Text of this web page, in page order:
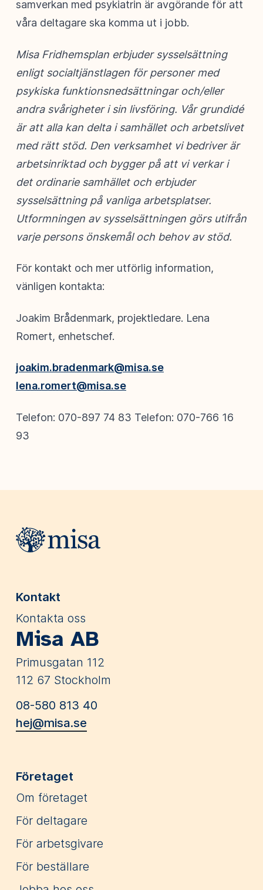
samverkan med psykiatrin är avgörande för att
våra deltagare ska komma ut i jobb.
Misa Fridhemsplan erbjuder sysselsättning
enligt socialtjänstlagen för personer med
psykiska funktionsnedsättningar och/eller
andra svårigheter i sin livsföring. Vår grundidé
är att alla kan delta i samhället och arbetslivet
med rätt stöd. Den verksamhet vi bedriver är
arbetsinriktad och bygger på att vi verkar i
det ordinarie samhället och erbjuder
sysselsättning på vanliga arbetsplatser.
Utformningen av sysselsättningen görs utifrån
varje persons önskemål och behov av stöd.
För kontakt och mer utförlig information,
vänligen kontakta:
Joakim Brådenmark, projektledare. Lena
Romert, enhetschef.
joakim.bradenmark@misa.se
lena.romert@misa.se
Telefon: 070-897 74 83 Telefon: 070-766 16
93
Webbplatsens sidfot
Kontakt
Kontakta oss
Misa AB
Primusgatan 112
112 67 Stockholm
08-580 813 40
hej@misa.se
Företaget
Om företaget
För deltagare
För arbetsgivare
För beställare